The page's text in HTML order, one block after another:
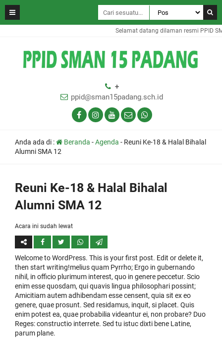
Selamat datang dilaman resmi PPID
+
ppid@sman15padang.sch.id
Anda ada di : Beranda -Agenda - Reuni Ke-18 & Halal Bihalal
Alumni SMA 12
Reuni Ke-18 & Halal Bihalal
Alumni SMA 12
Acara ini sudah lewat
Welcome to WordPress. This is your first post. Edit or delete it,
then start writing!melius quam Pyrrho; Ergo in gubernando
nihil, in officio plurimum interest, quo in genere peccetur. Scio
enim esse quosdam, qui quavis lingua philosophari possint;
Amicitiam autem adhibendam esse censent, quia sit ex eo
genere, quae prosunt. Sed residamus, inquit, si placet. Quis
enim potest ea, quae probabilia videantur ei, non probare? Duo
Reges: constructio interrete. Sed tu istuc dixti bene Latine,
parum plane.